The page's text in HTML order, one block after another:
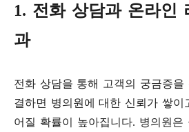
1. 전화 상담과 온라인
과
전화 상담을 통해 고객의 궁금증을
결하면 병의원에 대한 신뢰가 쌓이
어질 확률이 높아집니다. 병의원은